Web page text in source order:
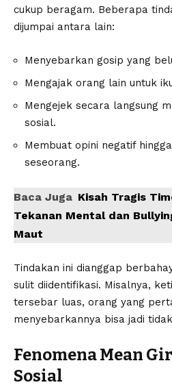
cukup beragam. Beberapa
dijumpai antara lain:
Menyebarkan gosip yang
Mengajak orang lain untuk
Mengejek secara langsung
sosial.
Membuat opini negatif
seseorang.
Baca Juga Kisah Tragis
Tekanan Mental dan
Maut
Tindakan ini dianggap
sulit diidentifikasi. Misalnya,
tersebar luas, orang yang
menyebarkannya bisa jadi
Fenomena Mean
Sosial